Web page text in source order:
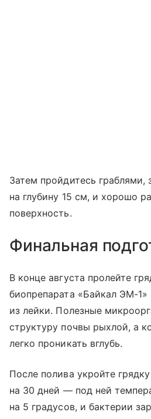
Затем пройдитесь граблями,
на глубину 15 см, и хорошо
поверхность.
Финальная
В конце августа пролейте
биопрепарата «Байкал ЭМ-
из лейки. Полезные
структуру почвы рыхлой, а
легко проникать вглубь.
После полива укройте
на 30 дней — под ней
на 5 градусов, и бактерии